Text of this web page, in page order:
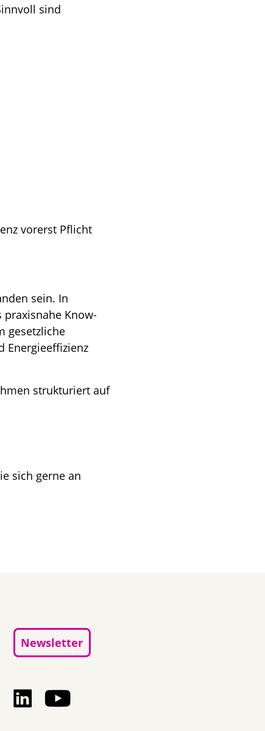
sind
vorerst Pflicht
sein. In
praxisnahe Know-
gesetzliche
Energieeffizienz
strukturiert auf
sich gerne an
Newsletter